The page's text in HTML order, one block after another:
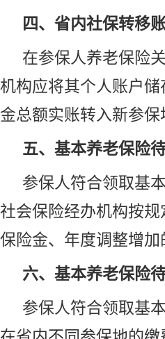
四、省内社保转移
在参保人养老保险
机构应将其个人账户
金总额实账转入新参保
五、基本养老保险
参保人符合领取基
社会保险经办机构按
保险金、年度调整增
六、基本养老保险
参保人符合领取基